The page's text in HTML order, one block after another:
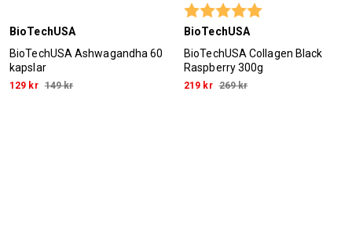
BioTechUSA
BioTechUSA Ashwagandha 60
kapslar
129 kr 149 kr
Betyg:
BioTechUSA
BioTechUSA Collagen Black
Raspberry 300g
219 kr 269 kr